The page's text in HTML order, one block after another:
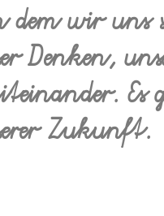
wir uns
Denken,
Es
Zukunft.